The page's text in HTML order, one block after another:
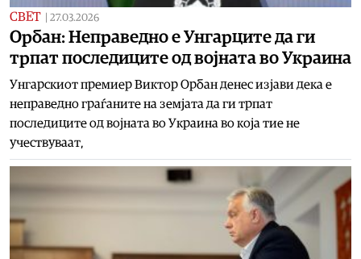
СВЕТ 27.03.2026
Орбан: Неправедно е Унгарците да ги
трпат последиците од војната во Украина
Унгарскиот премиер Виктор Орбан денес изјави дека е
неправедно граѓаните на земјата да ги трпат
последиците од војната во Украина во која тие не
учествуваат,